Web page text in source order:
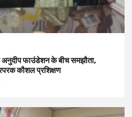
अनुदीप फाउंडेशन के बीच समझौता,
कौशल प्रशिक्षण